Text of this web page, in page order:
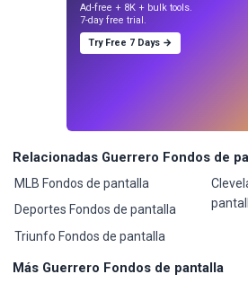
Ad-free + 8K + bulk tools.
7-day free trial.
Try Free 7 Days →
Relacionadas Guerrero Fondos de
MLB Fondos de pantalla
Deportes Fondos de pantalla
Triunfo Fondos de pantalla
Más Guerrero Fondos de pantalla